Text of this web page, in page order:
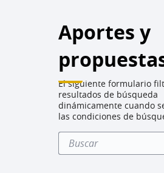
Aportes y
El siguiente formulario
resultados de búsqueda
dinámicamente cuando
las condiciones de